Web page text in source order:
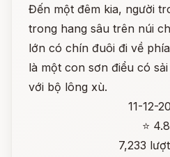
Đến một đêm kia, người
trong hang sâu trên núi
lớn có chín đuôi đi về
là một con sơn điểu có
với bộ lông xù.
11-12-
⭐ 4.8
7,233